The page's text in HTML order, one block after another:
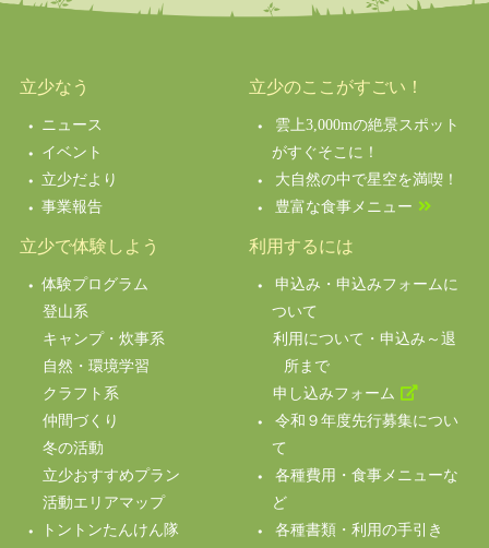
立少なう
ニュース
イベント
立少だより
事業報告
立少のここがすごい！
雲上3,000mの絶景スポット
がすぐそこに！
大自然の中で星空を満喫！
豊富な食事メニュー
立少で体験しよう
体験プログラム
登山系
キャンプ・炊事系
自然・環境学習
クラフト系
仲間づくり
冬の活動
立少おすすめプラン
活動エリアマップ
トントンたんけん隊
利用するには
申込み・申込みフォームに
ついて
利用について・申込み～退
所まで
申し込みフォーム
令和９年度先行募集につい
て
各種費用・食事メニューな
ど
各種書類・利用の手引き